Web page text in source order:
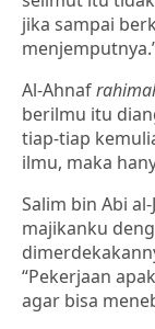
jika sampai
Al-Ahnaf
berilmu itu
tiap-tiap
ilmu, maka
Salim bin Abi al-
majikanku
“Pekerjaan
agar bisa